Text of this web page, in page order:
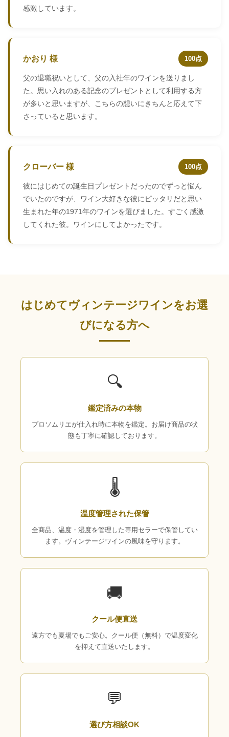
感激しています。
かおり 様 100点
父の退職祝いとして、父の入社年のワインを送りまし
た。思い入れのある記念のプレゼントとして利用する方
が多いと思いますが、こちらの想いにきちんと応えて下
さっていると思います。
クローバー 様 100点
彼にはじめての誕生日プレゼントだったのでずっと悩ん
でいたのですが、ワイン大好きな彼にピッタリだと思い
生まれた年の1971年のワインを選びました。すごく感激
してくれた彼。ワインにしてよかったです。
はじめてヴィンテージワインをお選
びになる方へ
🔍
鑑定済みの本物
プロソムリエが仕入れ時に本物を鑑定。お届け商品の状
態も丁寧に確認しております。
🌡
温度管理された保管
全商品、温度・湿度を管理した専用セラーで保管してい
ます。ヴィンテージワインの風味を守ります。
🚚
クール便直送
遠方でも夏場でもご安心。クール便（無料）で温度変化
を抑えて直送いたします。
💬
選び方相談OK